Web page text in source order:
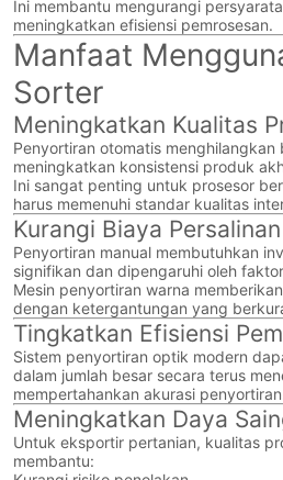
Ini membantu mengurangi
meningkatkan efisiensi pemrosesan.
Manfaat
Sorter
Meningkatkan Kualitas
Penyortiran otomatis
meningkatkan konsistensi produk
Ini sangat penting untuk prosesor
harus memenuhi standar kualitas
Kurangi Biaya Persalinan
Penyortiran manual membutuhkan
signifikan dan dipengaruhi oleh
Mesin penyortiran warna
dengan ketergantungan yang
Tingkatkan Efisiensi
Sistem penyortiran optik modern
dalam jumlah besar secara terus
mempertahankan akurasi
Meningkatkan Daya
Untuk eksportir pertanian, kualitas
membantu: